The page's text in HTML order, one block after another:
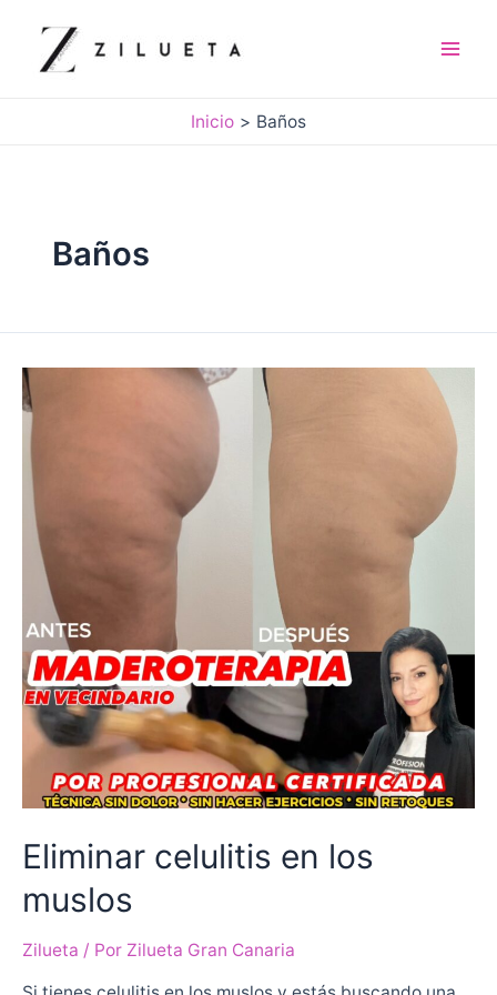
contenido
Inicio Baños
Baños
Eliminar celulitis en los
muslos
Zilueta / Por Zilueta Gran Canaria